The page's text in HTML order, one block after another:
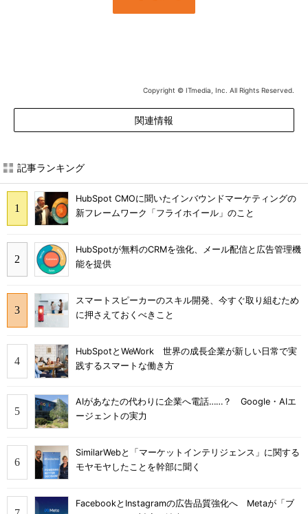
Copyright © ITmedia, Inc. All Rights Reserved.
関連情報
記事ランキング
HubSpot CMOに聞いたインバウンドマーケティングの
新フレームワーク「フライホイール」のこと
HubSpotが無料のCRMを強化、メール配信と広告管理機
能を提供
スマートスピーカーのスキル開発、今すぐ取り組むため
に押さえておくべきこと
HubSpotとWeWork 世界の成長企業が新しい日常で実
践するスマートな働き方
AIがあなたの代わりに企業へ電話……？ Google・AIエ
ージェントの実力
SimilarWebと「マーケットインテリジェンス」に関する
モヤモヤしたことを幹部に聞く
FacebookとInstagramの広告品質強化へ Metaが「ブ